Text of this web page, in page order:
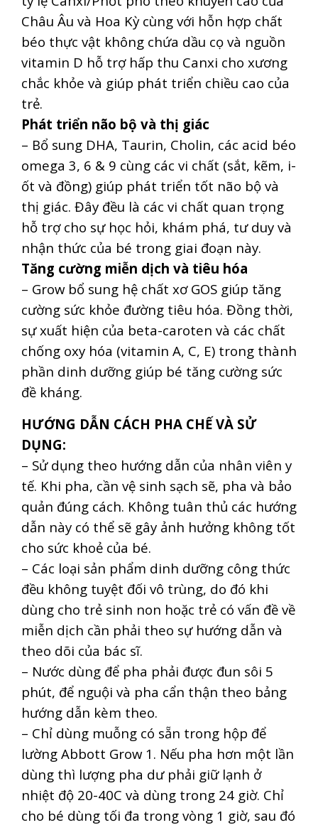
Châu Âu và Hoa Kỳ cùng với hỗn hợp chất
béo thực vật không chứa dầu cọ và nguồn
vitamin D hỗ trợ hấp thu Canxi cho xương
chắc khỏe và giúp phát triển chiều cao của
trẻ.
Phát triển não bộ và thị giác
– Bổ sung DHA, Taurin, Cholin, các acid béo
omega 3, 6 & 9 cùng các vi chất (sắt, kẽm, i-
ốt và đồng) giúp phát triển tốt não bộ và
thị giác. Đây đều là các vi chất quan trọng
hỗ trợ cho sự học hỏi, khám phá, tư duy và
nhận thức của bé trong giai đoạn này.
Tăng cường miễn dịch và tiêu hóa
– Grow bổ sung hệ chất xơ GOS giúp tăng
cường sức khỏe đường tiêu hóa. Đồng thời,
sự xuất hiện của beta-caroten và các chất
chống oxy hóa (vitamin A, C, E) trong thành
phần dinh dưỡng giúp bé tăng cường sức
đề kháng.
HƯỚNG DẪN CÁCH PHA CHẾ VÀ SỬ
DỤNG:
– Sử dụng theo hướng dẫn của nhân viên y
tế. Khi pha, cần vệ sinh sạch sẽ, pha và bảo
quản đúng cách. Không tuân thủ các hướng
dẫn này có thể sẽ gây ảnh hưởng không tốt
cho sức khoẻ của bé.
– Các loại sản phẩm dinh dưỡng công thức
đều không tuyệt đối vô trùng, do đó khi
dùng cho trẻ sinh non hoặc trẻ có vấn đề về
miễn dịch cần phải theo sự hướng dẫn và
theo dõi của bác sĩ.
– Nước dùng để pha phải được đun sôi 5
phút, để nguội và pha cẩn thận theo bảng
hướng dẫn kèm theo.
– Chỉ dùng muỗng có sẵn trong hộp để
lường Abbott Grow 1. Nếu pha hơn một lần
dùng thì lượng pha dư phải giữ lạnh ở
nhiệt độ 20-40C và dùng trong 24 giờ. Chỉ
cho bé dùng tối đa trong vòng 1 giờ, sau đó